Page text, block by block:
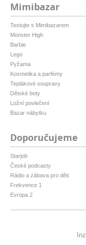
Mimibazar
Testujte s Mimibazarem
Monster High
Barbie
Lego
Pyžama
Kosmetika a parfémy
Teplákové soupravy
Dětské boty
Ložní povlečení
Bazar nábytku
Doporučujeme
Starjob
České podcasty
Rádio a zábava pro děti
Frekvence 1
Evropa 2